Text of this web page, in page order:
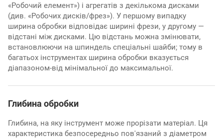
«Робочий елемент») і агрегатів з декількома дисками
(див. «Робочих дисків/фрез»). У першому випадку
ширина обробки відповідає ширині фрези, у другому —
відстані між дисками. Цю відстань можна змінювати,
встановлюючи на шпиндель спеціальні шайби; тому в
багатьох інструментах ширина обробки вказується
діапазоном-від мінімальної до максимальної.
Глибина обробки
Глибина, на яку інструмент може прорізати матеріал. Ця
характеристика безпосередньо пов'язаний з діаметром